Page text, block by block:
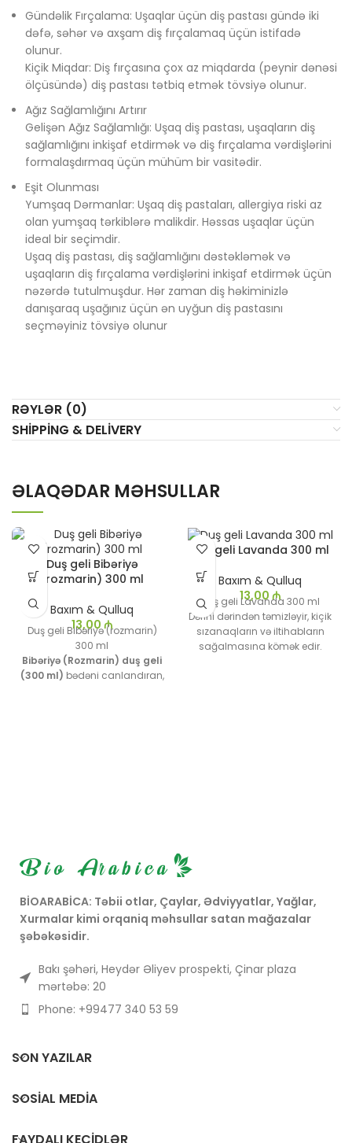
Gündəlik Fırçalama: Uşaqlar üçün diş pastası gündə iki
dəfə, səhər və axşam diş fırçalamaq üçün istifadə
olunur.
Kiçik Miqdar: Diş fırçasına çox az miqdarda (peynir dənəsi
ölçüsündə) diş pastası tətbiq etmək tövsiyə olunur.
Ağız Sağlamlığını Artırır
Gelişən Ağız Sağlamlığı: Uşaq diş pastası, uşaqların diş
sağlamlığını inkişaf etdirmək və diş fırçalama vərdişlərini
formalaşdırmaq üçün mühüm bir vasitədir.
Eşit Olunması
Yumşaq Dərmanlar: Uşaq diş pastaları, allergiya riski az
olan yumşaq tərkiblərə malikdir. Həssas uşaqlar üçün
ideal bir seçimdir.
Uşaq diş pastası, diş sağlamlığını dəstəkləmək və
uşaqların diş fırçalama vərdişlərini inkişaf etdirmək üçün
nəzərdə tutulmuşdur. Hər zaman diş həkiminizlə
danışaraq uşağınız üçün ən uyğun diş pastasını
seçməyiniz tövsiyə olunur
RƏYLƏR (0)
SHIPPING & DELIVERY
ƏLAQƏDAR MƏHSULLAR
Duş geli Bibəriyə
(rozmarin) 300 ml
Baxım & Qulluq
13,00₼
Duş geli Bibəriyə (rozmarin)
300 ml
Bibəriyə (Rozmarin) duş geli
(300 ml) bədəni canlandıran,
Duş geli Lavanda 300 ml
Baxım & Qulluq
13,00 ₼
Duş geli Lavanda 300 ml
Dərini dərindən təmizləyir, kiçik
sızanaqların və iltihabların
sağalmasına kömək edir.
BİOARABİCA: Təbii otlar, Çaylar, Ədviyyatlar, Yağlar,
Xurmalar kimi orqaniq məhsullar satan mağazalar
şəbəkəsidir.
Bakı şəhəri, Heydər Əliyev prospekti, Çinar plaza
mərtəbə: 20
Phone: +99477 340 53 59
SON YAZILAR
SOSIAL MEDIA